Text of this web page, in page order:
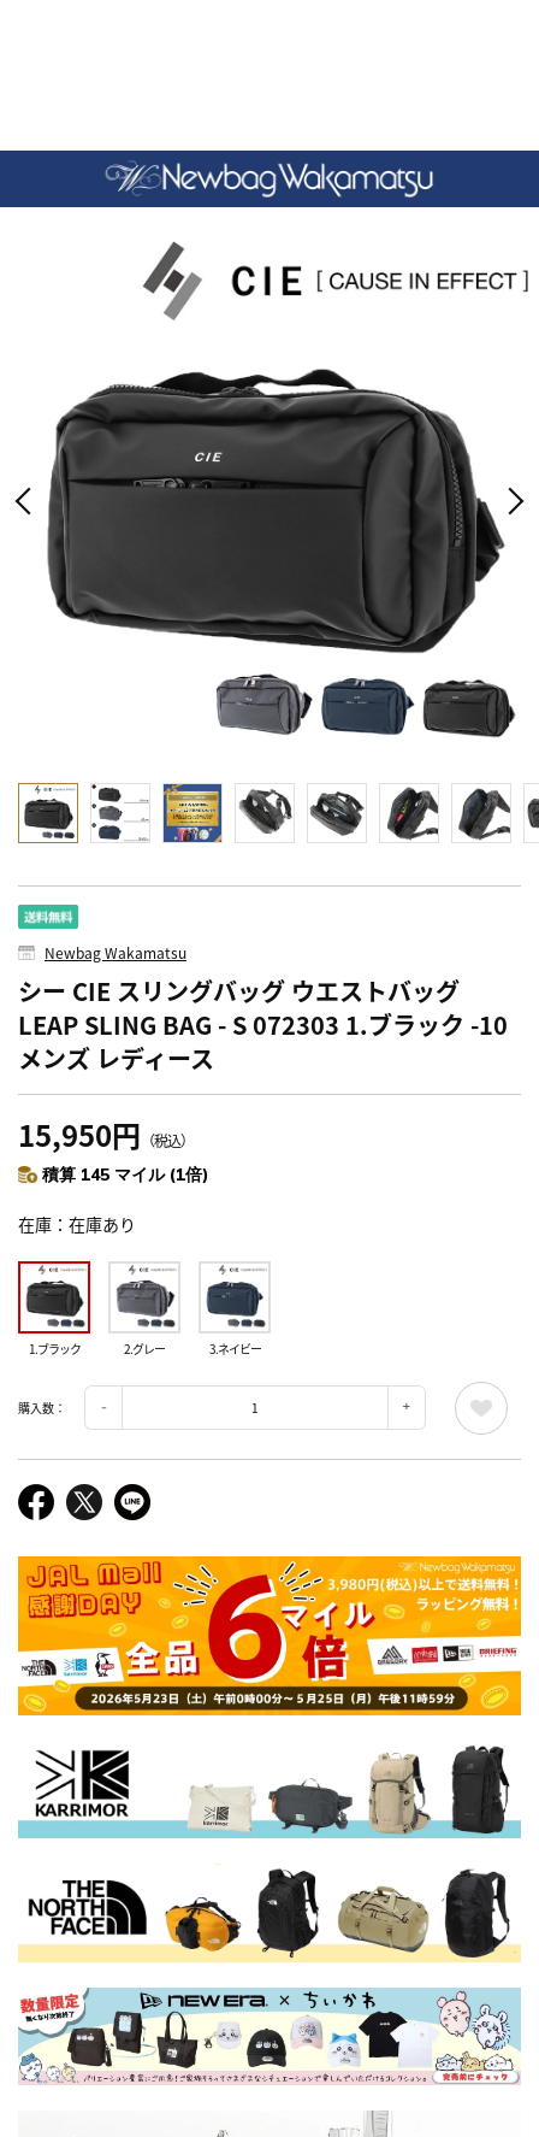
Newbag Wakamatsu
シー CIE スリングバッグ ウエストバッグ
LEAP SLING BAG - S 072303 1.ブラック -10
メンズ レディース
15,950円 （税込）
積算 145 マイル (1倍)
在庫 在庫あり
1.ブラック 2.グレー 3.ネイビー
購入数：